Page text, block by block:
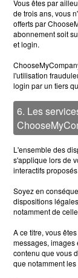
Vous êtes par
de trois ans, vous
offerts par
abonnement soit
et login.
l'utilisation
login par un tiers
6. Les
L'ensemble des
s'applique lors de
interactifs
Soyez en
dispositions
notamment de
A ce titre, vous
messages, images
contenu que vous
que notamment